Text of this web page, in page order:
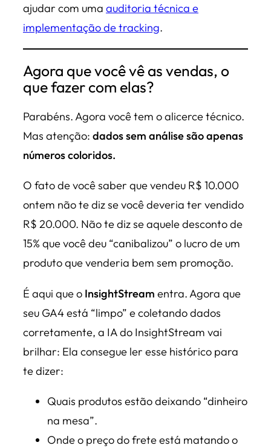
ajudar com uma auditoria técnica e
implementação de tracking.
Agora que você vê as vendas, o
que fazer com elas?
Parabéns. Agora você tem o alicerce técnico.
Mas atenção: dados sem análise são apenas
números coloridos.
O fato de você saber que vendeu R$ 10.000
ontem não te diz se você deveria ter vendido
R$ 20.000. Não te diz se aquele desconto de
15% que você deu “canibalizou” o lucro de um
produto que venderia bem sem promoção.
É aqui que o InsightStream entra. Agora que
seu GA4 está “limpo” e coletando dados
corretamente, a IA do InsightStream vai
brilhar: Ela consegue ler esse histórico para
te dizer:
Quais produtos estão deixando “dinheiro
na mesa”.
Onde o preço do frete está matando o